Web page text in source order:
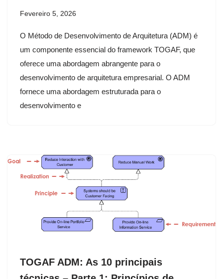
Fevereiro 5, 2026
O Método de Desenvolvimento de Arquitetura (ADM) é
um componente essencial do framework TOGAF, que
oferece uma abordagem abrangente para o
desenvolvimento de arquitetura empresarial. O ADM
fornece uma abordagem estruturada para o
desenvolvimento e
TOGAF ADM: As 10 principais